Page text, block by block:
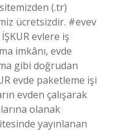
(.tr)
ücretsizdir. #evev
evlere iş
imkânı, evde
gibi doğrudan
evde paketleme işi
evden çalışarak
olanak
yayınlanan